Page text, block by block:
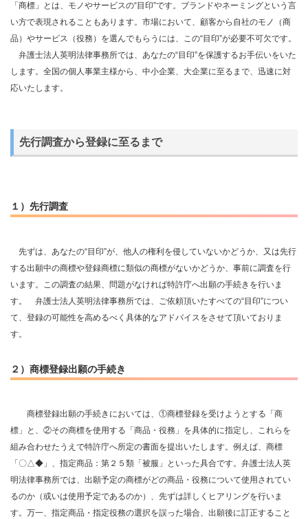
「商標」とは、モノやサービスの“目印”です。ブランドやネーミングという言
い方で表現されることもあります。市場において、顧客から自社のモノ（商
品）やサービス（役務）を選んでもらうには、この“目印”が必要不可欠です。
弁護士法人英明法律事務所では、あなたの“目印”を保護するお手伝いをいた
します。全国の個人事業主様から、中小企業、大企業に至るまで、迅速に対
応いたします。
先行調査から登録に至るまで
１）先行調査
先ずは、あなたの“目印”が、他人の権利を侵していないかどうか、又は先行
する出願中の商標や登録商標に類似の商標がないかどうか、事前に調査を行
います。この調査の結果、問題がなければ特許庁へ出願の手続きを行いま
す。 弁護士法人英明法律事務所では、ご依頼頂いたすべての“目印”につい
て、登録の可能性を高めるべく具体的なアドバイスをさせて頂いておりま
す。
２）商標登録出願の手続き
商標登録出願の手続きにおいては、①商標登録を受けようとする「商
標」と、②その商標を使用する「商品・役務」を具体的に指定し、これらを
組み合わせたうえで特許庁へ所定の書面を提出いたします。例えば、商標
「〇△◆」、指定商品：第２５類「被服」といった具合です。弁護士法人英
明法律事務所では、出願予定の商標がどの商品・役務について使用されてい
るのか（或いは使用予定であるのか）、先ずは詳しくヒアリングを行いま
す。万一、指定商品・指定役務の選択を誤った場合、出願後に訂正すること